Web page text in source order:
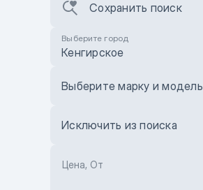
Сохранить поиск
Выберите город
Кенгирское
Выберите марку и модель
Исключить из поиска
Цена, От